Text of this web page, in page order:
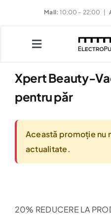
Mall: 10:00 – 22:00 |
Toggle
Restaurante
Divertisment
Noutăți & Promoții
Xpert Beauty-
pentru păr
Această promoție nu
actualitate.
20% REDUCERE LA